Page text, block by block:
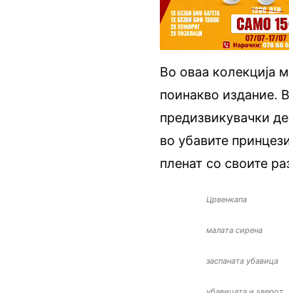
Во оваа колекција
поинакво издание.
предизвикувачки
во убавите
пленат со своите
Црвенкапа
малата сирена
заспаната убавица